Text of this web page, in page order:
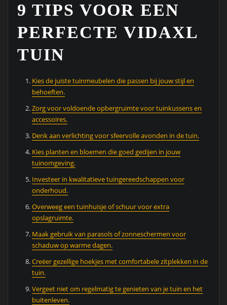
9 TIPS VOOR EEN
PERFECTE VIDAXL
TUIN
Kies de juiste tuinmeubelen die passen bij jouw stijl en
behoeften.
Zorg voor voldoende opbergruimte voor tuinkussens en
accessoires.
Denk aan verlichting voor sfeervolle avonden in de tuin.
Kies planten en bloemen die goed gedijen in jouw
tuinomgeving.
Investeer in kwalitatieve tuingereedschappen voor
onderhoud.
Overweeg een tuinhuisje of schuur voor extra
opslagruimte.
Maak gebruik van parasols of zonneschermen voor
schaduw op warme dagen.
Creëer gezellige hoekjes met comfortabele zitplekken in de
tuin.
Vergeet niet om regelmatig te genieten van je tuin en het
buitenleven.